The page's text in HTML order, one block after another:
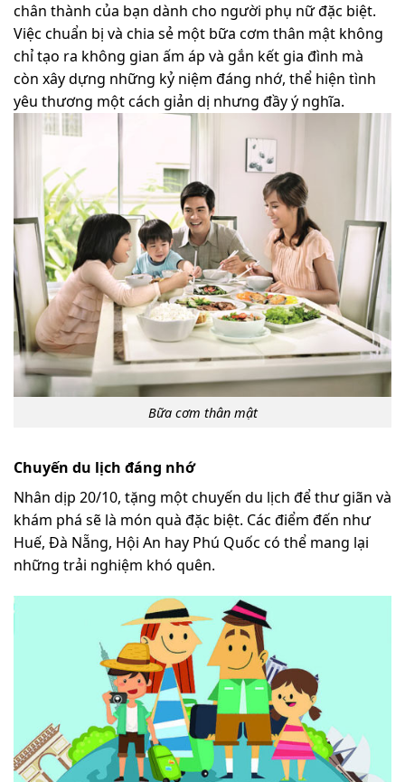
chân thành của bạn dành cho người phụ nữ đặc biệt.
Việc chuẩn bị và chia sẻ một bữa cơm thân mật không
chỉ tạo ra không gian ấm áp và gắn kết gia đình mà
còn xây dựng những kỷ niệm đáng nhớ, thể hiện tình
yêu thương một cách giản dị nhưng đầy ý nghĩa.
Bữa cơm thân mật
Chuyến du lịch đáng nhớ
Nhân dịp 20/10, tặng một chuyến du lịch để thư giãn và
khám phá sẽ là món quà đặc biệt. Các điểm đến như
Huế, Đà Nẵng, Hội An hay Phú Quốc có thể mang lại
những trải nghiệm khó quên.